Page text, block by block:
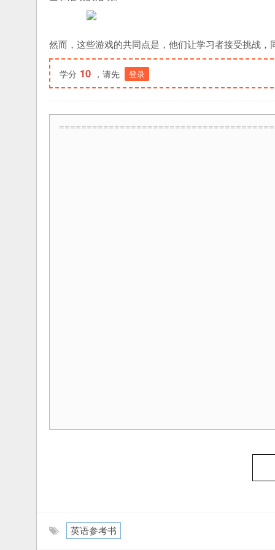
然而，这些游戏的共同点是，他们让学习者接受挑战，
学分 10 ，请先 登录
英语参考书